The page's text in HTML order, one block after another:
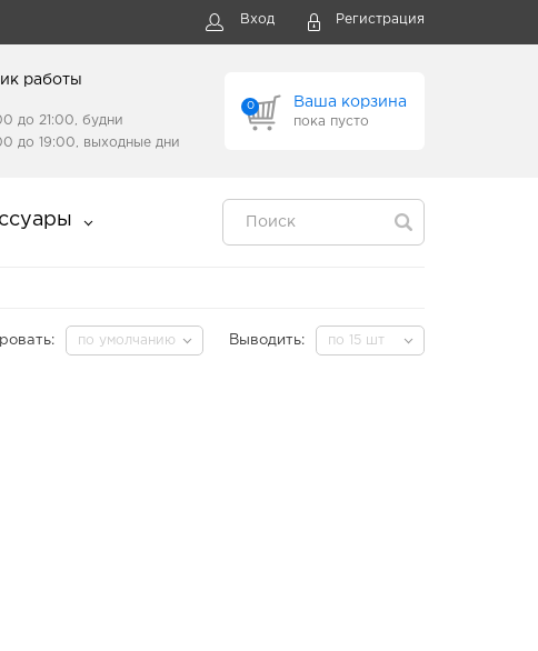
Вход Регистрация
0 Ваша корзина
пока пусто
работы
до 21:00, будни
до 19:00, выходные дни
по умолчанию Выводить: по 15 шт